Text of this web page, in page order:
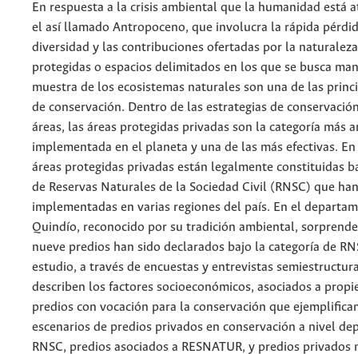
En respuesta a la crisis ambiental que la humanidad está
el así llamado Antropoceno, que involucra la rápida
diversidad y las contribuciones ofertadas por la
protegidas o espacios delimitados en los que se busca
muestra de los ecosistemas naturales son una de las
de conservación. Dentro de las estrategias de
áreas, las áreas protegidas privadas son la categoría más
implementada en el planeta y una de las más efectivas.
áreas protegidas privadas están legalmente constituidas
de Reservas Naturales de la Sociedad Civil (RNSC) que
implementadas en varias regiones del país. En el
Quindío, reconocido por su tradición ambiental,
nueve predios han sido declarados bajo la categoría de
estudio, a través de encuestas y entrevistas
describen los factores socioeconómicos, asociados a
predios con vocación para la conservación que
escenarios de predios privados en conservación a nivel
RNSC, predios asociados a RESNATUR, y predios